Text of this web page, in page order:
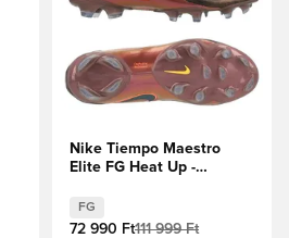
Nike Tiempo Maestro
Elite FG Heat Up -
narancs/Hyper Crimson
FG
72 990 Ft111 999 Ft